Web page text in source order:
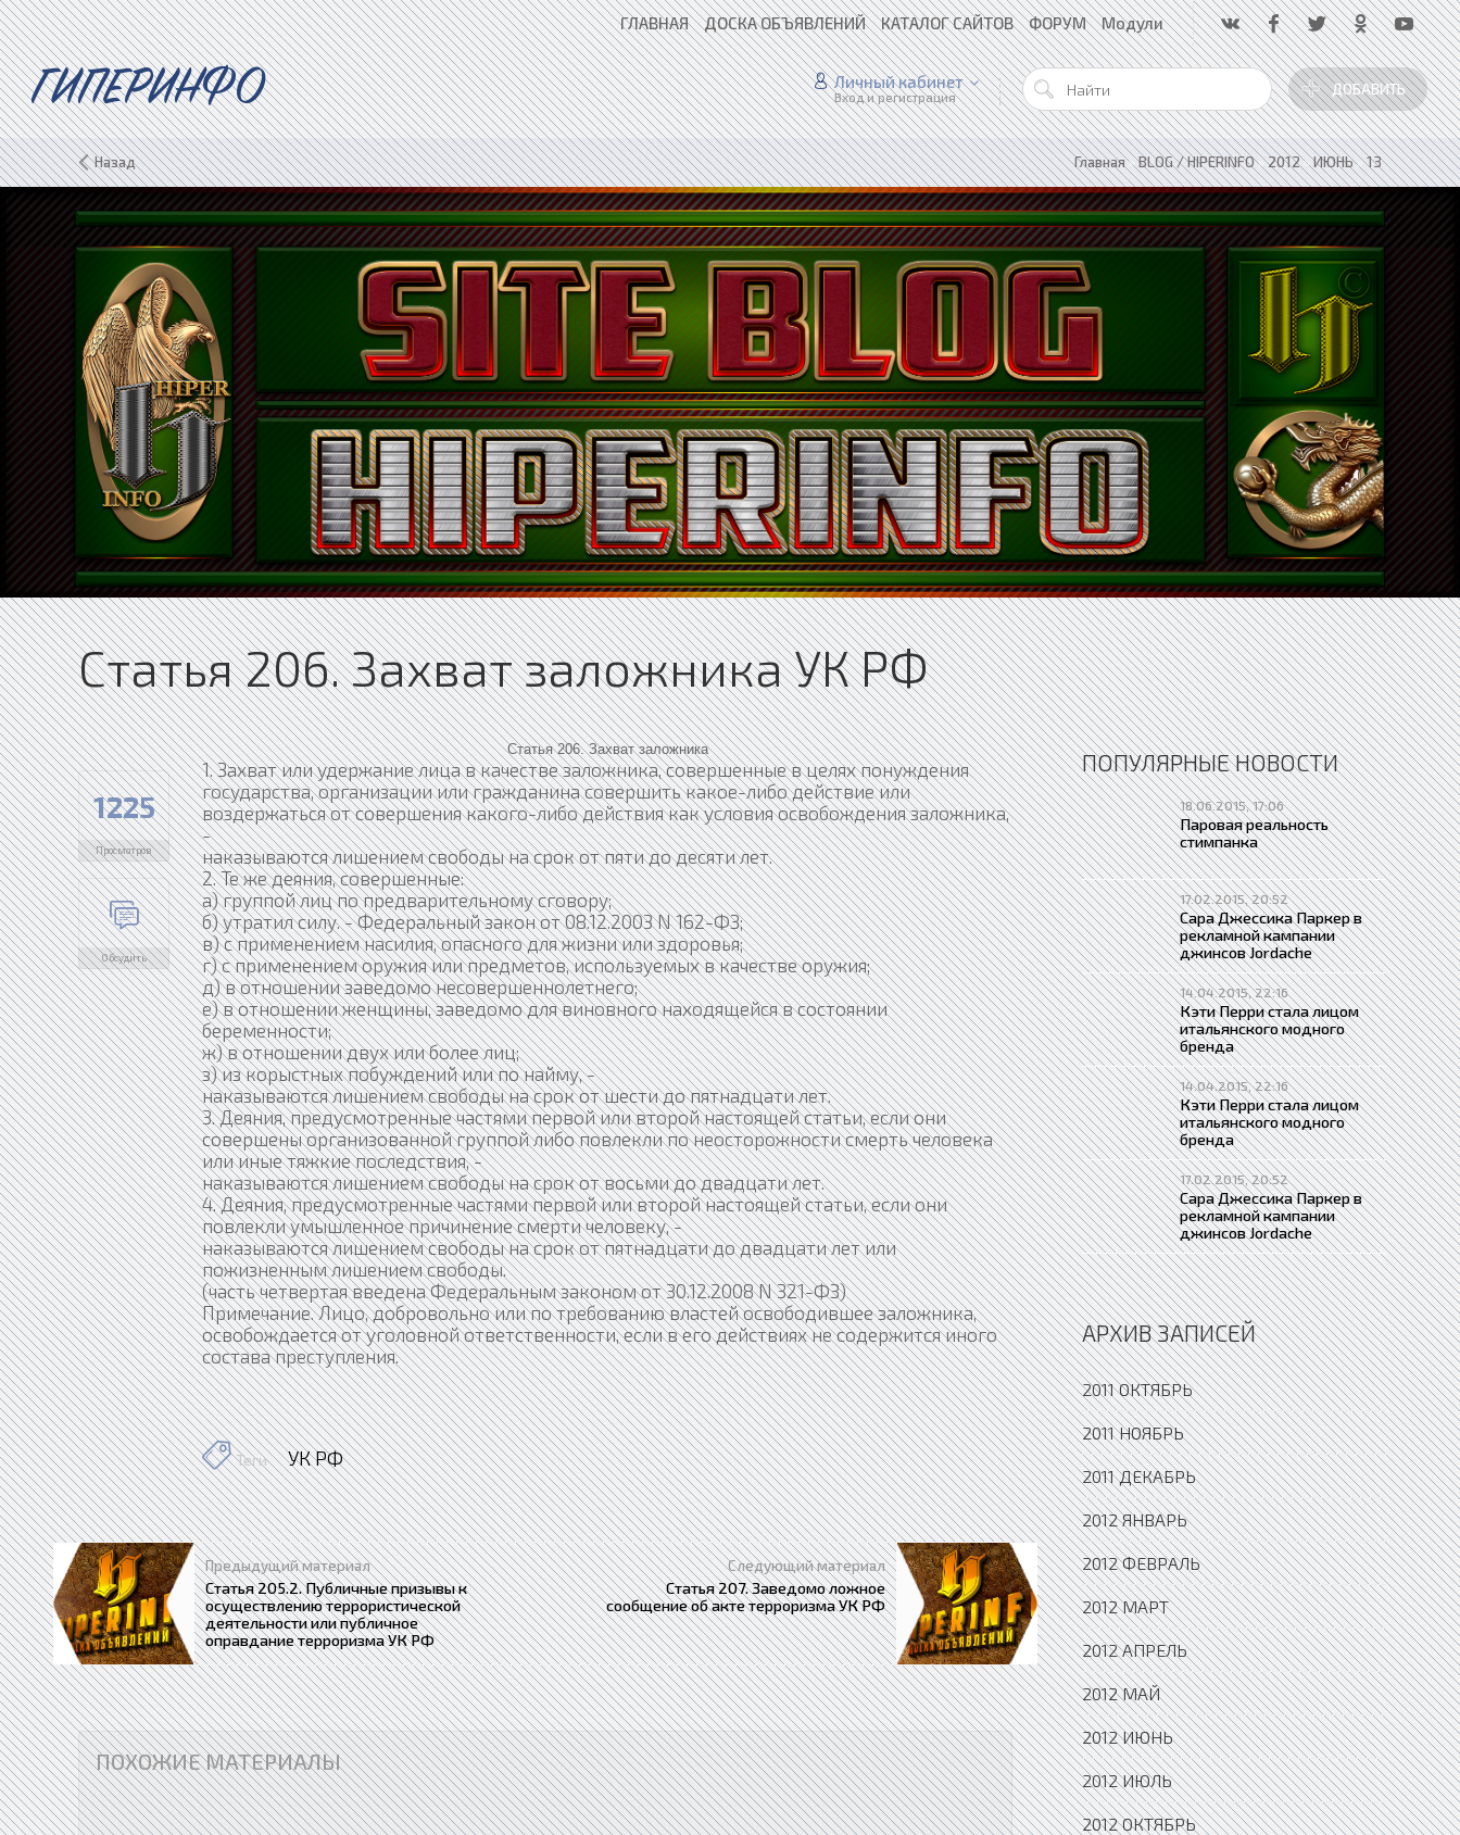
ГЛАВНАЯ ДОСКА ОБЪЯВЛЕНИЙ КАТАЛОГ САЙТОВ ФОРУМ Модули
ГИПЕРИНФО ДОБАВИТЬ
Личный кабинет
Вход и регистрация
Назад Главная»BLOG / HIPERINFO»2012»ИЮНЬ»13
Статья 206. Захват заложника УК РФ
1225
Просмотров
Обсудить
Статья 206. Захват заложника
1. Захват или удержание лица в качестве заложника, совершенные в целях понуждения
государства, организации или гражданина совершить какое-либо действие или
воздержаться от совершения какого-либо действия как условия освобождения заложника,
-
наказываются лишением свободы на срок от пяти до десяти лет.
2. Те же деяния, совершенные:
а) группой лиц по предварительному сговору;
б) утратил силу. - Федеральный закон от 08.12.2003 N 162-ФЗ;
в) с применением насилия, опасного для жизни или здоровья;
г) с применением оружия или предметов, используемых в качестве оружия;
д) в отношении заведомо несовершеннолетнего;
е) в отношении женщины, заведомо для виновного находящейся в состоянии
беременности;
ж) в отношении двух или более лиц;
з) из корыстных побуждений или по найму, -
наказываются лишением свободы на срок от шести до пятнадцати лет.
3. Деяния, предусмотренные частями первой или второй настоящей статьи, если они
совершены организованной группой либо повлекли по неосторожности смерть человека
или иные тяжкие последствия, -
наказываются лишением свободы на срок от восьми до двадцати лет.
4. Деяния, предусмотренные частями первой или второй настоящей статьи, если они
повлекли умышленное причинение смерти человеку, -
наказываются лишением свободы на срок от пятнадцати до двадцати лет или
пожизненным лишением свободы.
(часть четвертая введена Федеральным законом от 30.12.2008 N 321-ФЗ)
Примечание. Лицо, добровольно или по требованию властей освободившее заложника,
освобождается от уголовной ответственности, если в его действиях не содержится иного
состава преступления.
Теги УК РФ
Предыдущий материал
Статья 205.2. Публичные призывы к
осуществлению террористической
деятельности или публичное
оправдание терроризма УК РФ
Следующий материал
Статья 207. Заведомо ложное
сообщение об акте терроризма УК РФ
ПОХОЖИЕ МАТЕРИАЛЫ
ПОПУЛЯРНЫЕ НОВОСТИ
18.06.2015, 17:06
Паровая реальность
стимпанка
17.02.2015, 20:52
Сара Джессика Паркер в
рекламной кампании
джинсов Jordache
14.04.2015, 22:16
Кэти Перри стала лицом
итальянского модного
бренда
14.04.2015, 22:16
Кэти Перри стала лицом
итальянского модного
бренда
17.02.2015, 20:52
Сара Джессика Паркер в
рекламной кампании
джинсов Jordache
АРХИВ ЗАПИСЕЙ
2011 ОКТЯБРЬ
2011 НОЯБРЬ
2011 ДЕКАБРЬ
2012 ЯНВАРЬ
2012 ФЕВРАЛЬ
2012 МАРТ
2012 АПРЕЛЬ
2012 МАЙ
2012 ИЮНЬ
2012 ИЮЛЬ
2012 ОКТЯБРЬ